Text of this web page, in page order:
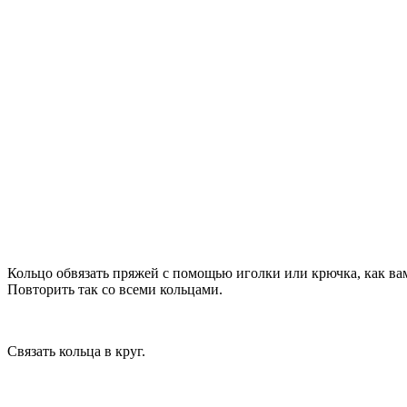
Кольцо обвязать пряжей с помощью иголки или крючка, как
Повторить так со всеми кольцами.
Связать кольца в круг.